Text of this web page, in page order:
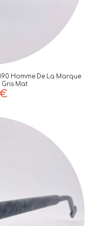
Homme De La Marque
Mat